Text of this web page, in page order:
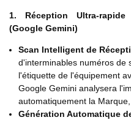
1. Réception Ultra-
(Google Gemini)
Scan Intelligent de
d'interminables numéros de
l'étiquette de l'équipement
Google Gemini analysera
automatiquement la
Génération Automatique